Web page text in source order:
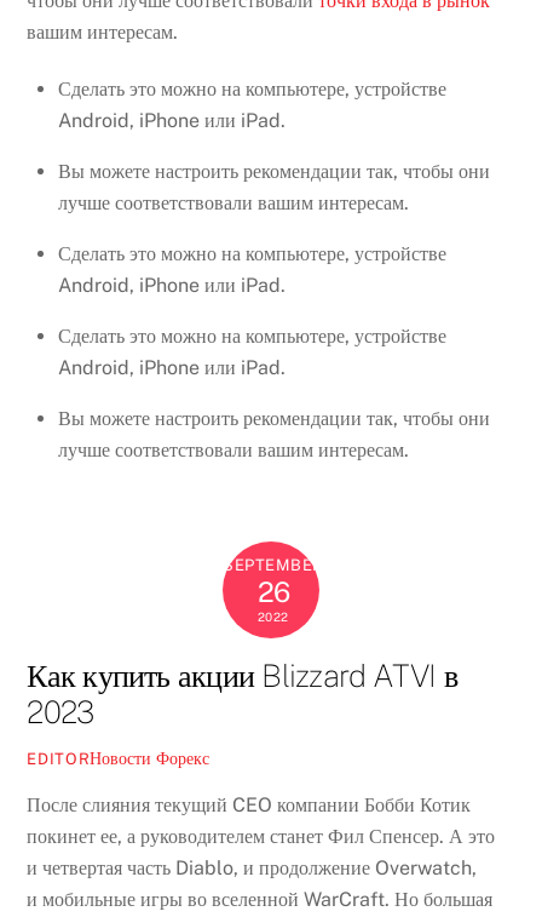
вашим интересам.
Сделать это можно на компьютере, устройстве
Android, iPhone или iPad.
Вы можете настроить рекомендации так, чтобы они
лучше соответствовали вашим интересам.
Сделать это можно на компьютере, устройстве
Android, iPhone или iPad.
Сделать это можно на компьютере, устройстве
Android, iPhone или iPad.
Вы можете настроить рекомендации так, чтобы они
лучше соответствовали вашим интересам.
SEPTEMBER
26
2022
Как купить акции Blizzard ATVI в
2023
EDITORНовости Форекс
После слияния текущий CEO компании Бобби Котик
покинет ее, а руководителем станет Фил Спенсер. А это
и четвертая часть Diablo, и продолжение Overwatch,
и мобильные игры во вселенной WarCraft. Но большая